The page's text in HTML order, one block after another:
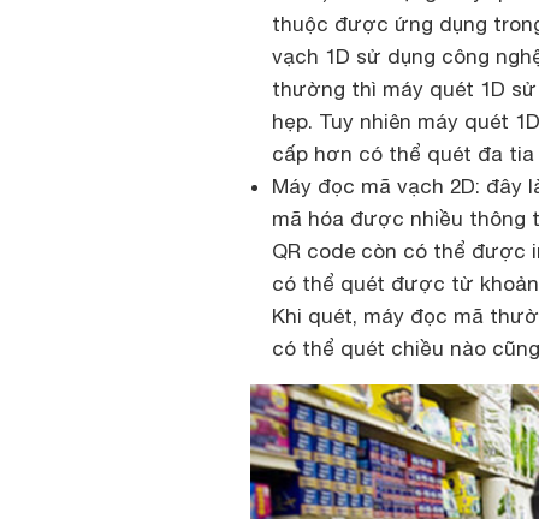
thuộc được ứng dụng
vạch 1D sử dụng công
thường thì máy quét 1D
hẹp. Tuy nhiên máy quét
cấp hơn có thể quét đa
Máy đọc mã vạch 2D:
mã hóa được nhiều thông
QR code còn có thể được
có thể quét được từ
Khi quét, máy đọc mã
có thể quét chiều nào